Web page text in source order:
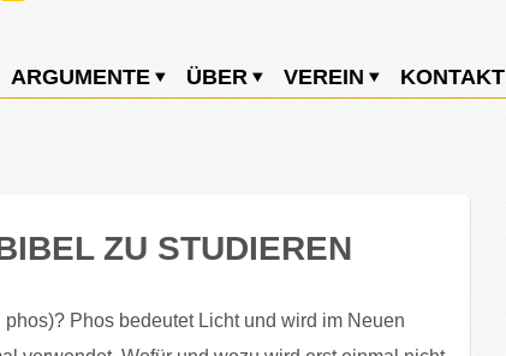
ARGUMENTE ÜBER VEREIN KONTAKT
ZU STUDIEREN
Phos bedeutet Licht und wird im Neuen